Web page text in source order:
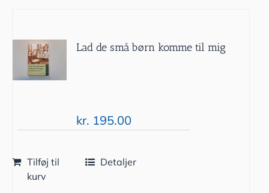
Lad de små børn komme til mig
kr. 195.00
Tilføj til
kurv
Detaljer